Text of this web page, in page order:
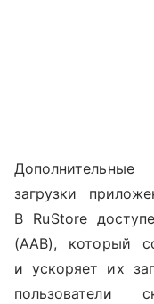
загрузки
В RuStore
(AAB), который
и ускоряет их
пользователи